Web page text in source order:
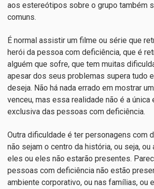
aos estereótipos sobre o grupo também
comuns.
É normal assistir um filme ou série que
herói da pessoa com deficiência, que é
alguém que sofre, que tem muitas
apesar dos seus problemas supera tudo
deseja. Não há nada errado em mostrar
venceu, mas essa realidade não é a única
exclusiva das pessoas com deficiência.
Outra dificuldade é ter personagens com
não sejam o centro da história, ou seja,
eles ou eles não estarão presentes.
pessoas com deficiência não estão
ambiente corporativo, ou nas famílias, ou